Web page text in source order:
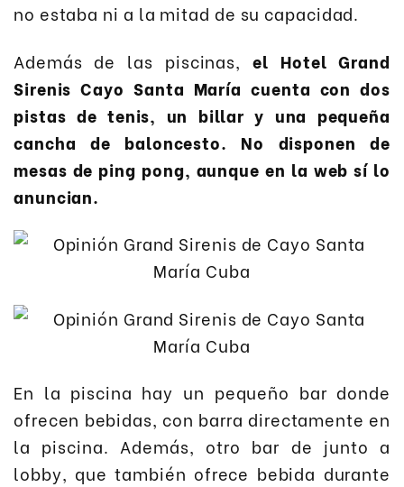
no estaba ni a la mitad de su capacidad.
Además de las piscinas,el Hotel Grand
Sirenis Cayo Santa María cuenta con dos
pistas de tenis, un billar y una pequeña
cancha de baloncesto. No disponen de
mesas de ping pong, aunque en la web sí lo
anuncian.
En la piscina hay un pequeño bar donde
ofrecen bebidas, con barra directamente en
la piscina. Además, otro bar de junto a
lobby, que también ofrece bebida durante